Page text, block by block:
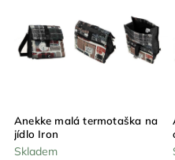
Abecedně
Anekke malá termotaška na
jídlo Iron
Skladem